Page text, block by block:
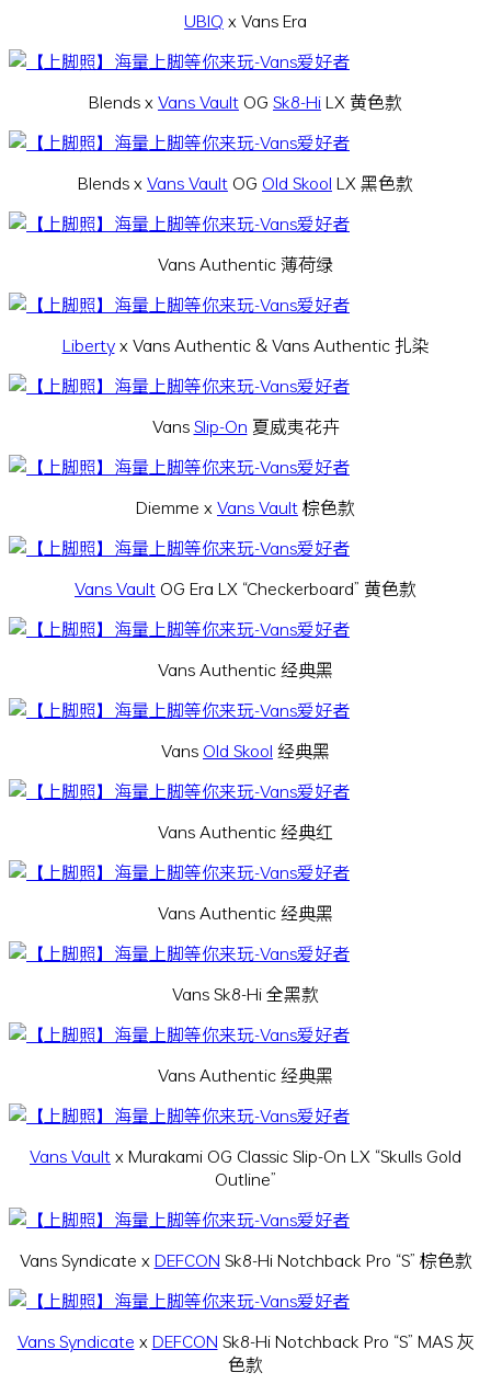
UBIQ x Vans Era
Blends x Vans Vault OG Sk8-HiLX 黄色款
Blends x Vans Vault OG Old Skool LX 黑色款
Vans Authentic 薄荷绿
Libertyx Vans Authentic & Vans Authentic 扎染
VansSlip-On 夏威夷花卉
Diemme x Vans Vault棕色款
Vans Vault OG Era LX “Checkerboard” 黄色款
Vans Authentic 经典黑
Vans Old Skool 经典黑
Vans Authentic 经典红
Vans Authentic 经典黑
Vans Sk8-Hi 全黑款
Vans Authentic 经典黑
Vans Vaultx Murakami OG Classic Slip-On LX “Skulls Gold
Outline”
Vans Syndicate x DEFCON Sk8-Hi Notchback Pro “S” 棕色款
Vans Syndicate x DEFCON Sk8-Hi Notchback Pro “S” MAS 灰
色款